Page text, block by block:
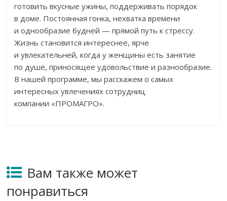
готовить вкусные ужины, поддерживать порядок
в доме. Постоянная гонка, нехватка времени
и однообразие будней — прямой путь к стрессу.
Жизнь становится интереснее, ярче
и увлекательней, когда у женщины есть занятие
по душе, приносящее удовольствие и разнообразие.
В нашей программе, мы расскажем о самых
интересных увлечениях сотрудниц
компании «ПРОМАГРО».
Вам также может
понравиться